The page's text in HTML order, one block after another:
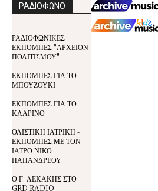
ΡΑΔΙΟΦΩΝΟ
ΡΑΔΙΟΦΩΝΙΚΕΣ
ΕΚΠΟΜΠΕΣ "ΑΡΧΕΙΟΝ
ΠΟΛΙΤΙΣΜΟΥ"
ΕΚΠΟΜΠΕΣ ΓΙΑ ΤΟ
ΜΠΟΥΖΟΥΚΙ
ΕΚΠΟΜΠΕΣ ΓΙΑ ΤΟ
ΚΛΑΡΙΝΟ
ΟΛΙΣΤΙΚΗ ΙΑΤΡΙΚΗ -
ΕΚΠΟΜΠΕΣ ΜΕ ΤΟΝ
ΙΑΤΡΟ ΝΙΚΟ
ΠΑΠΑΝΔΡΕΟΥ
Ο Γ. ΛΕΚΑΚΗΣ ΣΤΟ
GRD RADIO